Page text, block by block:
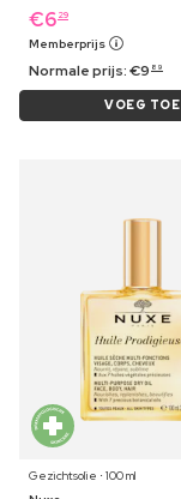
€6 29
Memberprijs
Normale prijs:€9 89
VOEG TOE
Gezichtsolie ⋅ 100 ml